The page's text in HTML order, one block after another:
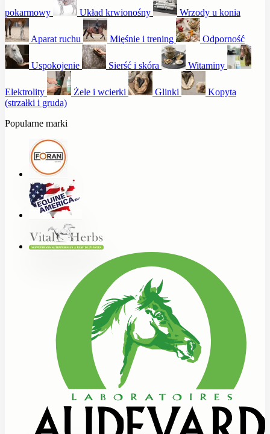
pokarmowy Układ krwionośny Wrzody u konia
Aparat ruchu Mięśnie i trening Odporność
Uspokojenie Sierść i skóra Witaminy
Elektrolity Żele i wcierki Glinki
Kopyta
(strzałki i gruda)
Popularne marki